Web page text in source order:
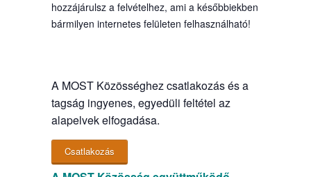
hozzájárulsz a felvételhez, ami a későbbiekben
bármilyen internetes felületen felhasználható!
A MOST Közösséghez csatlakozás és a
tagság ingyenes, egyedüli feltétel az
alapelvek elfogadása.
Csatlakozás